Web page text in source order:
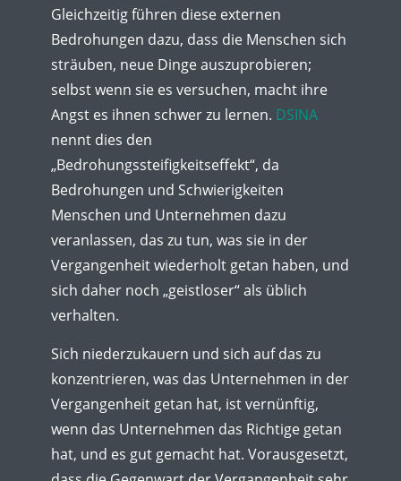
Gleichzeitig führen diese externen
Bedrohungen dazu, dass die Menschen sich
sträuben, neue Dinge auszuprobieren;
selbst wenn sie es versuchen, macht ihre
Angst es ihnen schwer zu lernen. DSINA
nennt dies den
„Bedrohungssteifigkeitseffekt“, da
Bedrohungen und Schwierigkeiten
Menschen und Unternehmen dazu
veranlassen, das zu tun, was sie in der
Vergangenheit wiederholt getan haben, und
sich daher noch „geistloser“ als üblich
verhalten.
Sich niederzukauern und sich auf das zu
konzentrieren, was das Unternehmen in der
Vergangenheit getan hat, ist vernünftig,
wenn das Unternehmen das Richtige getan
hat, und es gut gemacht hat. Vorausgesetzt,